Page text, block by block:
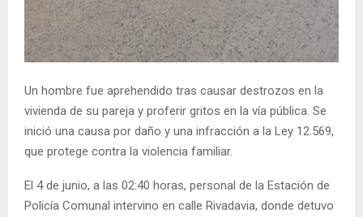
Un hombre fue aprehendido tras causar destrozos en la
vivienda de su pareja y proferir gritos en la vía pública. Se
inició una causa por daño y una infracción a la Ley 12.569,
que protege contra la violencia familiar.
El 4 de junio, a las 02:40 horas, personal de la Estación de
Policía Comunal intervino en calle Rivadavia, donde detuvo